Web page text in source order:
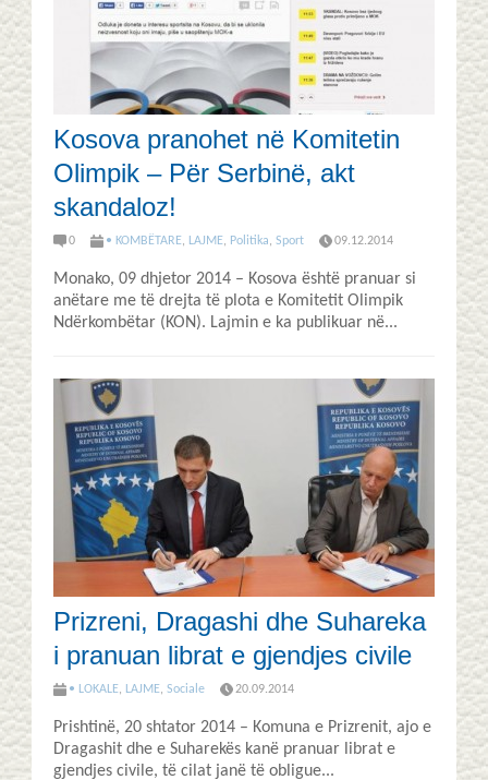
Kosova pranohet në Komitetin
Olimpik – Për Serbinë, akt
skandaloz!
0 • KOMBËTARE, LAJME, Politika, Sport 09.12.2014
Monako, 09 dhjetor 2014 – Kosova është pranuar si
anëtare me të drejta të plota e Komitetit Olimpik
Ndërkombëtar (KON). Lajmin e ka publikuar në...
Prizreni, Dragashi dhe Suhareka
i pranuan librat e gjendjes civile
• LOKALE, LAJME, Sociale 20.09.2014
Prishtinë, 20 shtator 2014 – Komuna e Prizrenit, ajo e
Dragashit dhe e Suharekës kanë pranuar librat e
gjendjes civile, të cilat janë të obligue...